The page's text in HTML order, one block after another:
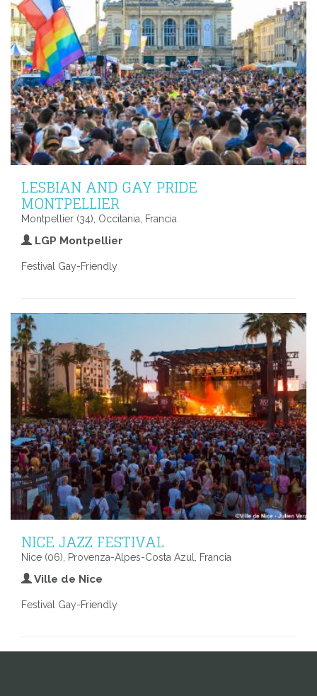
LESBIAN AND GAY PRIDE
MONTPELLIER
Montpellier (34), Occitania, Francia
LGP Montpellier
Festival Gay-Friendly
NICE JAZZ FESTIVAL
Nice (06), Provenza-Alpes-Costa Azul, Francia
Ville de Nice
Festival Gay-Friendly